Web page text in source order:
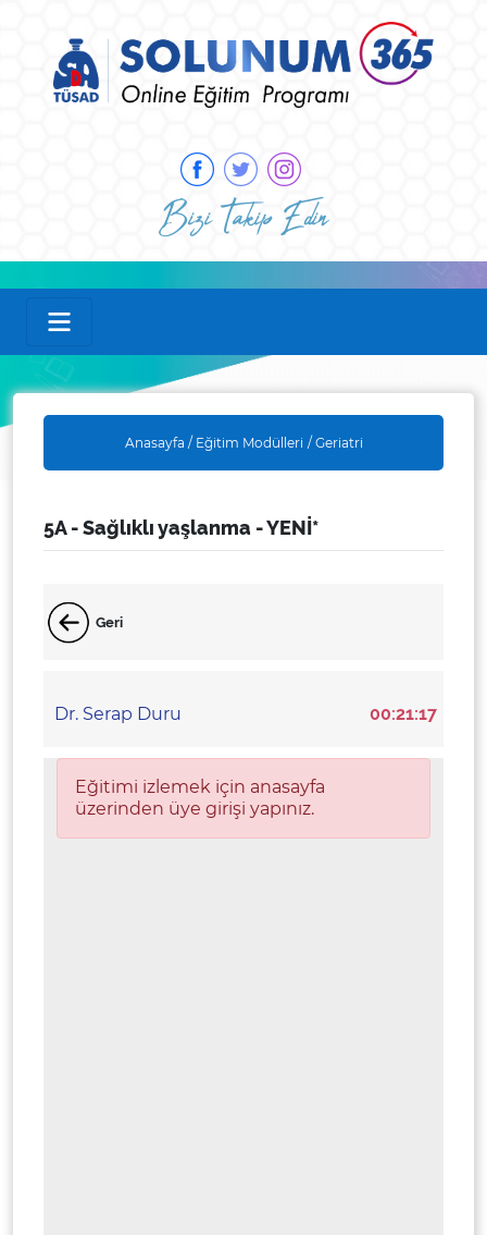
Bizi Takip Edin
Anasayfa / Eğitim Modülleri / Geriatri
5A - Sağlıklı yaşlanma - YENİ*
Geri
Dr. Serap Duru 00:21:17
Eğitimi izlemek için anasayfa
üzerinden üye girişi yapınız.